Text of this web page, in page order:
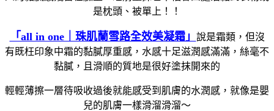
是枕頭、被單上！！
「all in one｜珠肌蘭雪路全效美凝霜」
說是霜類，但沒
有既枉印象中霜的黏膩厚重感，水感十足滋潤感滿滿，絲毫不
黏膩，且滑順的質地是很好塗抹開來的
輕輕薄擦一層待吸收過後就能感受到肌膚的水潤感，就像是嬰
兒的肌膚一樣滑溜滑溜～